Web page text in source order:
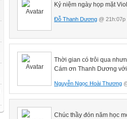
Kỷ niệm ngày họp mặt
Đỗ Thanh Dương @ 21h:07p
Thời gian có trôi qua
Cám ơn Thanh Dương
Nguyễn Ngọc Hoài Thương
Chúc thầy đón năm học